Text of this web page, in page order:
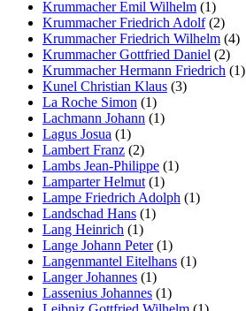
Krummacher Emil Wilhelm (1)
Krummacher Friedrich Adolf(2)
Krummacher Friedrich Wilhelm (4)
Krummacher Gottfried Daniel (2)
Krummacher Hermann Friedrich (1)
Kunel Christian Klaus (3)
La Roche Simon (1)
Lachmann Johann (1)
Lagus Josua (1)
Lambert Franz (2)
Lambs Jean-Philippe (1)
Lamparter Helmut (1)
Lampe Friedrich Adolph (1)
Landschad Hans (1)
Lang Heinrich (1)
Lange Johann Peter(1)
Langenmantel Eitelhans (1)
Langer Johannes (1)
Lassenius Johannes (1)